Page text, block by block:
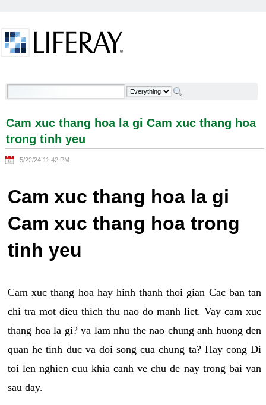
Cam xuc thang hoa la gi Cam xuc thang hoa trong
Cam xuc thang hoa la gi Cam xuc thang hoa
trong tinh yeu
5/22/24 11:42 PM
Cam xuc thang hoa la gi
Cam xuc thang hoa trong
tinh yeu
Cam xuc thang hoa hay hinh thanh thoi gian Cac ban tan
chi tra mot dieu thich thu nao do manh liet. Vay cam xuc
thang hoa la gi? va lam nhu the nao chung anh huong den
quan he tinh duc va doi song cua chung ta? Hay cong Di
toi len nghien cuu khia canh ve chu de nay trong bai van
sau day.